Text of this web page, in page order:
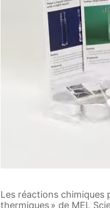
Les réactions
thermiques » de MEL